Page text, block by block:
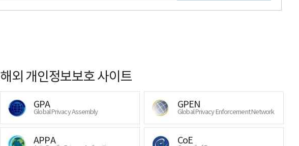
해외 개인정보보호 사이트
GPA
Global Privacy Assembly
GPEN
Global Privacy Enforcement Network
APPA CoE